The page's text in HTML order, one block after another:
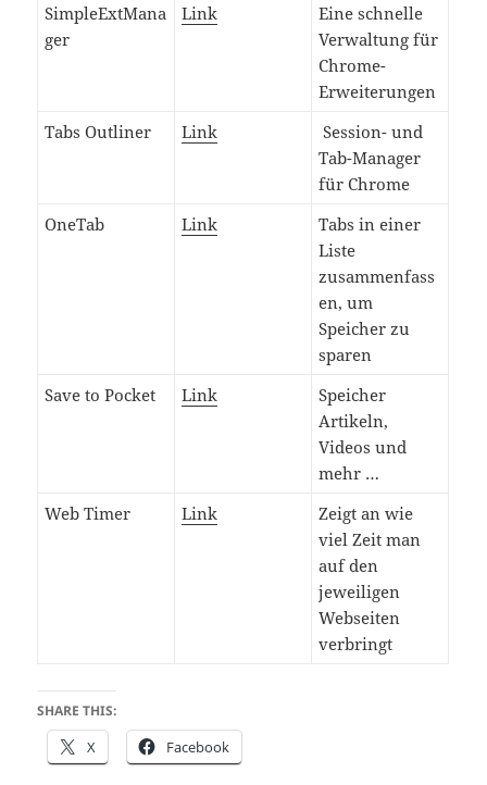
SimpleExtMana
ger
Link
Eine schnelle
Verwaltung für
Chrome-
Erweiterungen
Tabs Outliner
Link
Session- und
Tab-Manager
für Chrome
OneTab
Link
Tabs in einer
Liste
zusammenfass
en, um
Speicher zu
sparen
Save to Pocket
Link
Speicher
Artikeln,
Videos und
mehr …
Web Timer
Link
Zeigt an wie
viel Zeit man
auf den
jeweiligen
Webseiten
verbringt
SHARE THIS:
X Facebook